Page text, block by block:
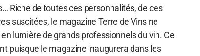
Riche de toutes ces personnalités, de ces
suscitées, le magazine Terre de Vins ne
lumière de grands professionnels du vin. Ce
puisque le magazine inaugurera dans les